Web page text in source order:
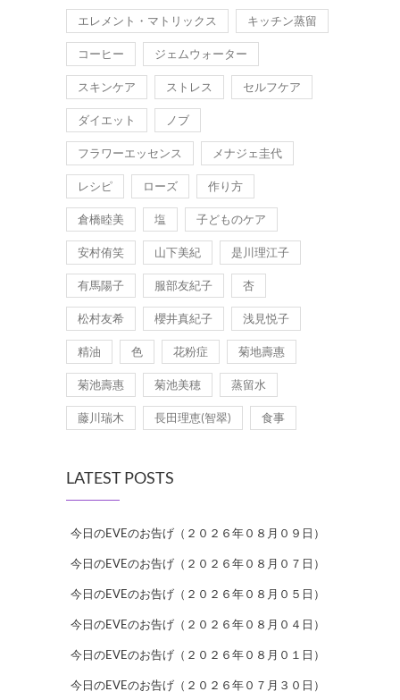
エレメント・マトリックス キッチン蒸留
コーヒー ジェムウォーター
スキンケア ストレス セルフケア
ダイエット ノブ
フラワーエッセンス メナジェ圭代
レシピ ローズ 作り方
倉橋睦美 塩 子どものケア
安村侑笑 山下美紀 是川理江子
有馬陽子 服部友紀子 杏
松村友希 櫻井真紀子 浅見悦子
精油 色 花粉症 菊地壽惠
菊池壽惠 菊池美穂 蒸留水
藤川瑞木 長田理恵(智翠) 食事
LATEST POSTS
今日のEVEのお告げ（２０２６年０８月０９日）
今日のEVEのお告げ（２０２６年０８月０７日）
今日のEVEのお告げ（２０２６年０８月０５日）
今日のEVEのお告げ（２０２６年０８月０４日）
今日のEVEのお告げ（２０２６年０８月０１日）
今日のEVEのお告げ（２０２６年０７月３０日）